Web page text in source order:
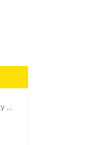
Spider-Man. Całkiem nowy dzień